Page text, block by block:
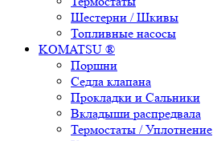
Шестерни / Шкивы
Топливные насосы
KOMATSU ®
Поршни
Седла клапана
Прокладки и Сальники
Вкладыши распредвала
Термостаты / Уплотнение